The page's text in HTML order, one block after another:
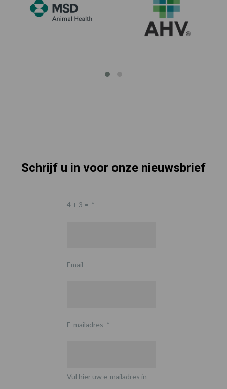
Schrijf u in voor onze nieuwsbrief
4 + 3 = *
Email
E-mailadres *
Vul hier uw e-mailadres in